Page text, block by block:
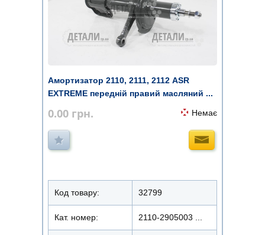
Амортизатор 2110, 2111, 2112 ASR
EXTREME передній правий масляний ...
0.00 грн. Немає
Код товару: 32799
Кат. номер: 2110-2905003 ...